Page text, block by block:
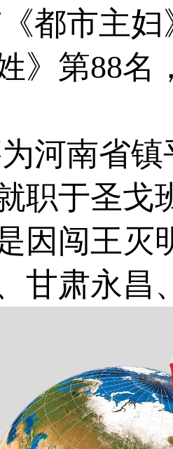
都市主
》第88
河南省
职于圣戈
因闯王灭
甘肃永昌